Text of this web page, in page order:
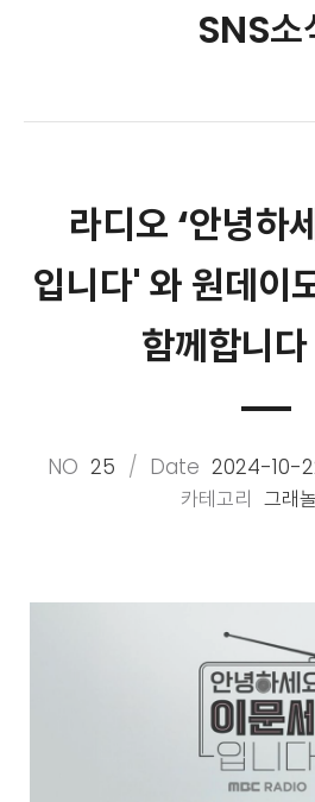
SNS소
라디오 ‘안녕하
입니다' 와 원데이
함께합니
NO 25 Date 2024-10-
카테고리 그래